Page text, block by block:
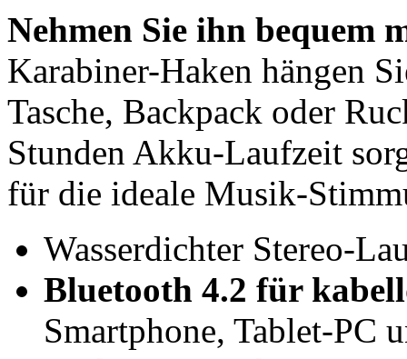
Nehmen Sie ihn bequem
Karabiner-Haken hängen
Tasche, Backpack oder
Stunden Akku-Laufzeit
für die ideale Musik-
Wasserdichter Stereo-
Bluetooth 4.2 für
Smartphone, Tablet-PC